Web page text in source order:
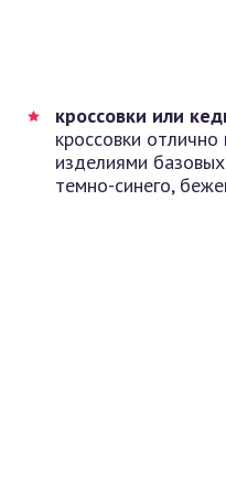
кроссовки или
кроссовки
изделиями
темно-синего,